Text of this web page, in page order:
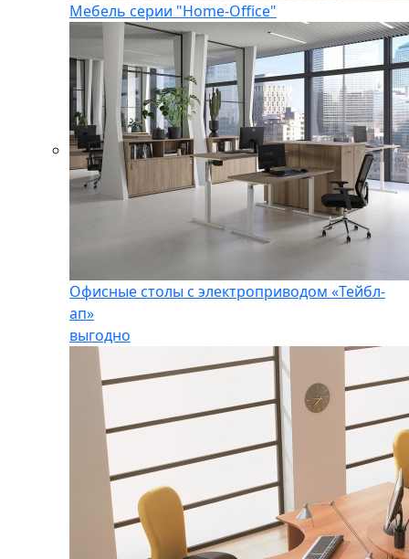
Мебель серии "Home-Office"
Офисные столы с электроприводом «Тейбл-
ап»
выгодно